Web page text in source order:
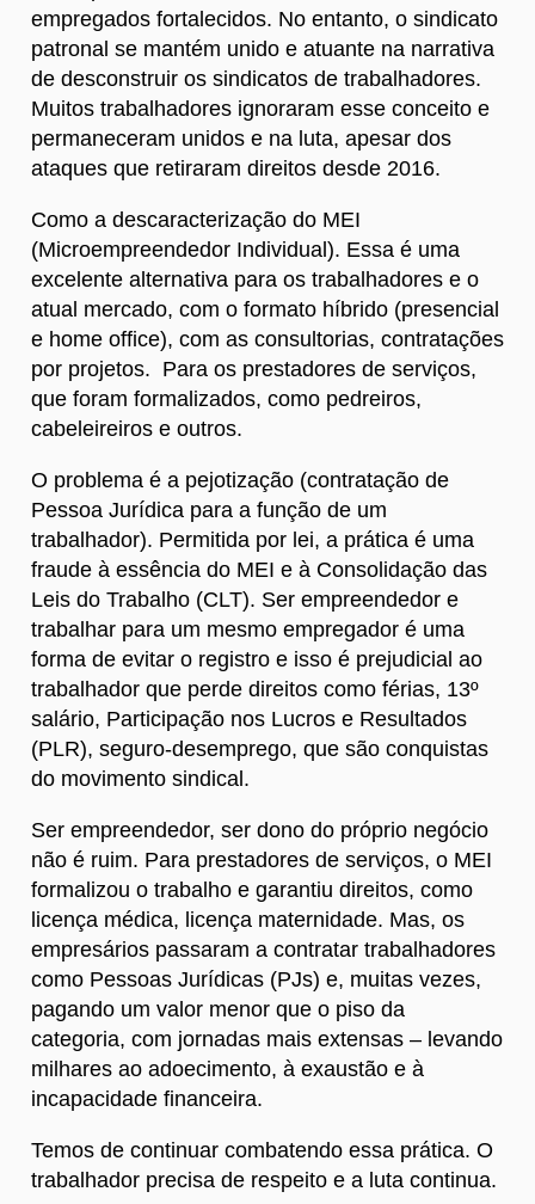
empregados fortalecidos. No entanto, o sindicato
patronal se mantém unido e atuante na narrativa
de desconstruir os sindicatos de trabalhadores.
Muitos trabalhadores ignoraram esse conceito e
permaneceram unidos e na luta, apesar dos
ataques que retiraram direitos desde 2016.
Como a descaracterização do MEI
(Microempreendedor Individual). Essa é uma
excelente alternativa para os trabalhadores e o
atual mercado, com o formato híbrido (presencial
e home office), com as consultorias, contratações
por projetos. Para os prestadores de serviços,
que foram formalizados, como pedreiros,
cabeleireiros e outros.
O problema é a pejotização (contratação de
Pessoa Jurídica para a função de um
trabalhador). Permitida por lei, a prática é uma
fraude à essência do MEI e à Consolidação das
Leis do Trabalho (CLT). Ser empreendedor e
trabalhar para um mesmo empregador é uma
forma de evitar o registro e isso é prejudicial ao
trabalhador que perde direitos como férias, 13º
salário, Participação nos Lucros e Resultados
(PLR), seguro-desemprego, que são conquistas
do movimento sindical.
Ser empreendedor, ser dono do próprio negócio
não é ruim. Para prestadores de serviços, o MEI
formalizou o trabalho e garantiu direitos, como
licença médica, licença maternidade. Mas, os
empresários passaram a contratar trabalhadores
como Pessoas Jurídicas (PJs) e, muitas vezes,
pagando um valor menor que o piso da
categoria, com jornadas mais extensas – levando
milhares ao adoecimento, à exaustão e à
incapacidade financeira.
Temos de continuar combatendo essa prática. O
trabalhador precisa de respeito e a luta continua.